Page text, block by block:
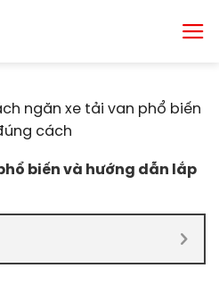
ngăn xe tải van phổ biến
cách
biến và hướng dẫn lắp